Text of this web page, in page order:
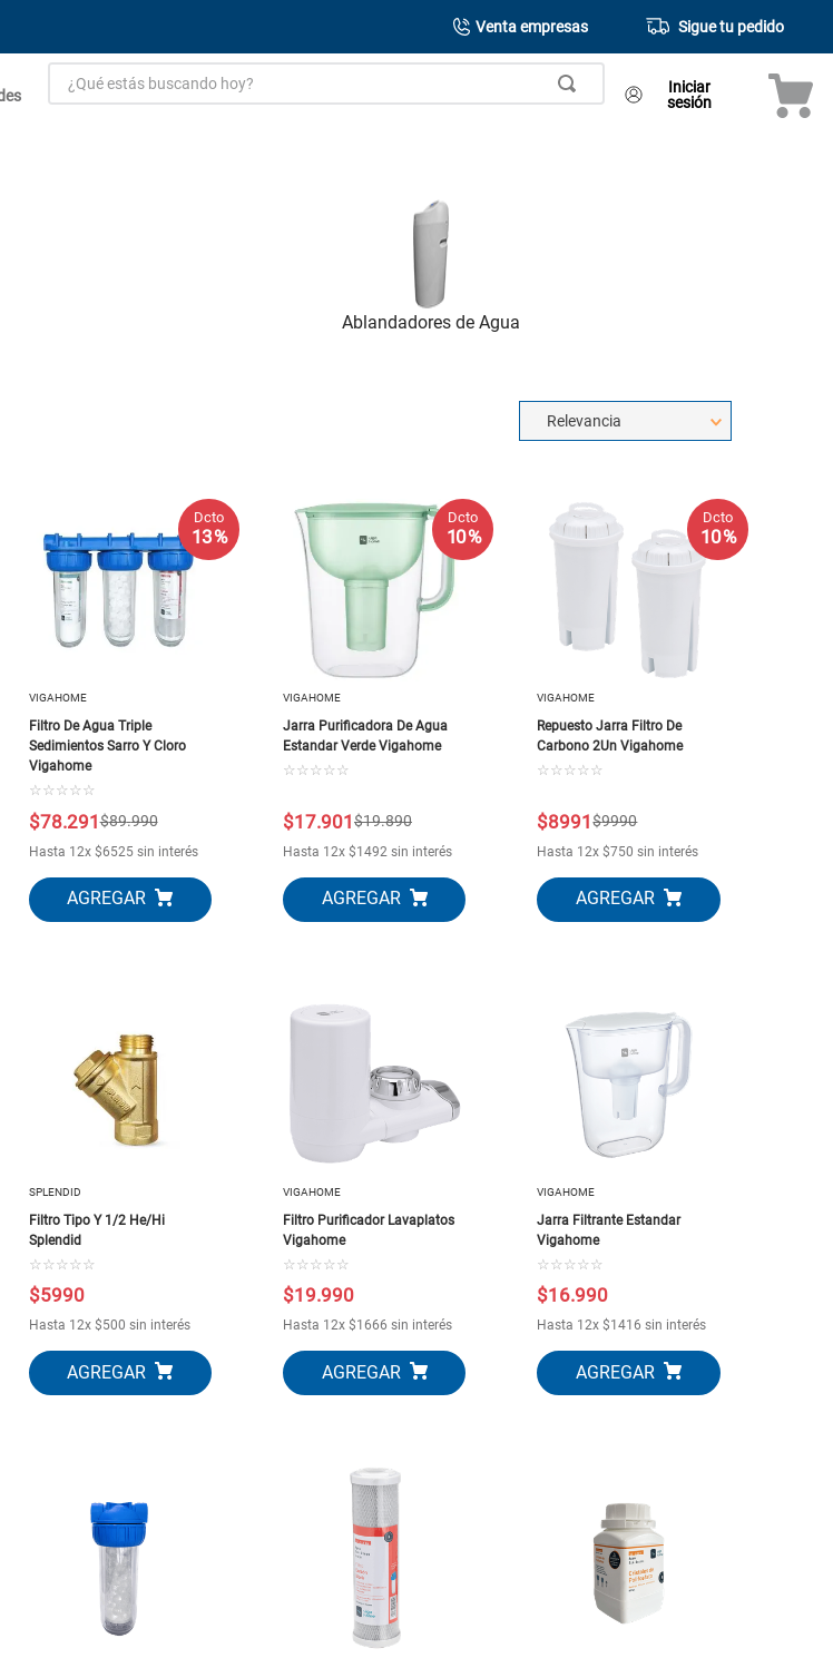
Venta empresas Sigue tu pedido
¿Qué estás buscando hoy?
Iniciar
sesión
Ablandadores de Agua
Relevancia
Dcto
13 %
VIGAHOME
Filtro De Agua Triple
Sedimientos Sarro Y Cloro
Vigahome
☆ ☆ ☆ ☆ ☆
$89.990
$78.291
Hasta 12x $6525sin interés
Dcto
10 %
VIGAHOME
Jarra Purificadora De Agua
Estandar Verde Vigahome
☆ ☆ ☆ ☆ ☆
$19.890
$17.901
Hasta 12x $1492 sin interés
Dcto
10 %
VIGAHOME
Repuesto Jarra Filtro De
Carbono 2Un Vigahome
☆ ☆ ☆ ☆ ☆
$9990
$8991
Hasta 12x$750 sin interés
SPLENDID
Filtro Tipo Y 1/2 He/Hi
Splendid
☆ ☆ ☆ ☆ ☆
$5990
Hasta 12x $500 sin interés
VIGAHOME
Filtro Purificador Lavaplatos
Vigahome
☆ ☆ ☆ ☆ ☆
$19.990
Hasta 12x $1666 sin interés
VIGAHOME
Jarra Filtrante Estandar
Vigahome
☆ ☆ ☆ ☆ ☆
$16.990
Hasta 12x$1416 sin interés